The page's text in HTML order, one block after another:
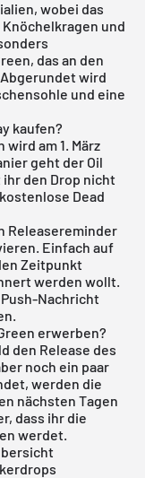
wobei das
und
das an den
wird
und eine
kaufen?
wird am 1. März
geht der Oil
ihr den Drop nicht
kostenlose Dead
Releasereminder
Einfach auf
Zeitpunkt
werden wollt.
Nachricht
erwerben?
den Release des
noch ein paar
werden die
nächsten Tagen
dass ihr die
werdet.